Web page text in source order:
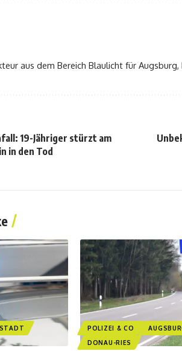
aus dem Bereich Blaulicht für Augsburg,
19-Jähriger stürzt am
in den Tod
POLIZEI & CO
DONAU-RIES